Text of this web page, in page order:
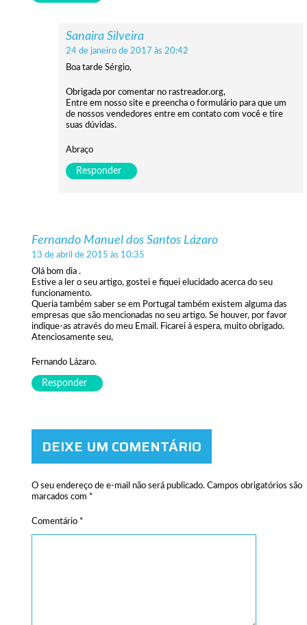
Sanaira Silveira
24 de janeiro de 2017 às 20:42
Boa tarde Sérgio,
Obrigada por comentar no rastreador.org,
Entre em nosso site e preencha o formulário para que um
de nossos vendedores entre em contato com você e tire
suas dúvidas.
Abraço
Responder
Fernando Manuel dos Santos Lázaro
13 de abril de 2015 às 10:35
Olá bom dia .
Estive a ler o seu artigo, gostei e fiquei elucidado acerca do seu
funcionamento.
Queria também saber se em Portugal também existem alguma das
empresas que são mencionadas no seu artigo. Se houver, por favor
indique-as através do meu Email. Ficarei à espera, muito obrigado.
Atenciosamente seu,
Fernando Lázaro.
Responder
DEIXE UM COMENTÁRIO
O seu endereço de e-mail não será publicado. Campos obrigatórios são
marcados com *
Comentário *